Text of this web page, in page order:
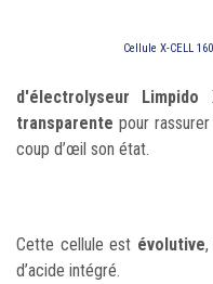
Cellule X-CELL 160
d'électrolyseur
transparente pour
coup d’œil son état.
Cette cellule est évolutive,
d’acide intégré.